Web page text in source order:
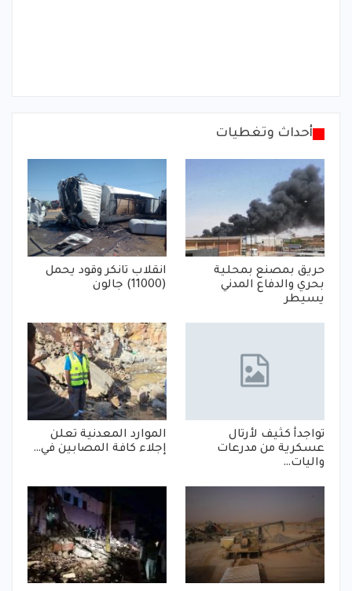
أحداث وتغطيات
حريق بمصنع بمحلية
بحري والدفاع المدني
يسيطر
انقلاب تانكر وقود يحمل
(11000) جالون
تواجدأ كثيف لأرتال
عسكرية من مدرعات
واليات…
الموارد المعدنية تعلن
إجلاء كافة المصابين في…